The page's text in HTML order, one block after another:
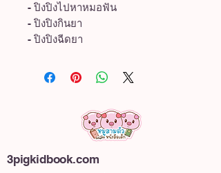
- ปิงปิงไปหาหมอฟัน
- ปิงปิงกินยา
- ปิงปิงฉีดยา
3pigkidbook.com